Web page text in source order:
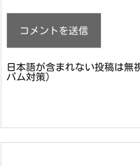
日本語が含まれない投稿は無
パム対策）